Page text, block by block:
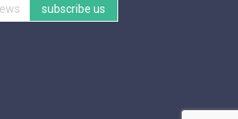
subscribe us